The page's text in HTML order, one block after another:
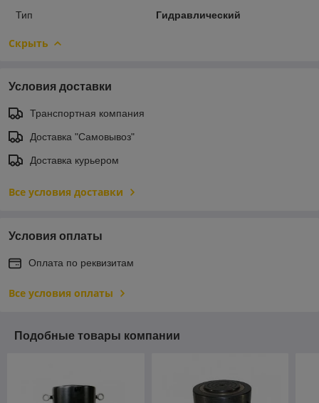
Тип
Гидравлический
Скрыть
Условия доставки
Транспортная компания
Доставка "Самовывоз"
Доставка курьером
Все условия доставки
Условия оплаты
Оплата по реквизитам
Все условия оплаты
Подобные товары компании